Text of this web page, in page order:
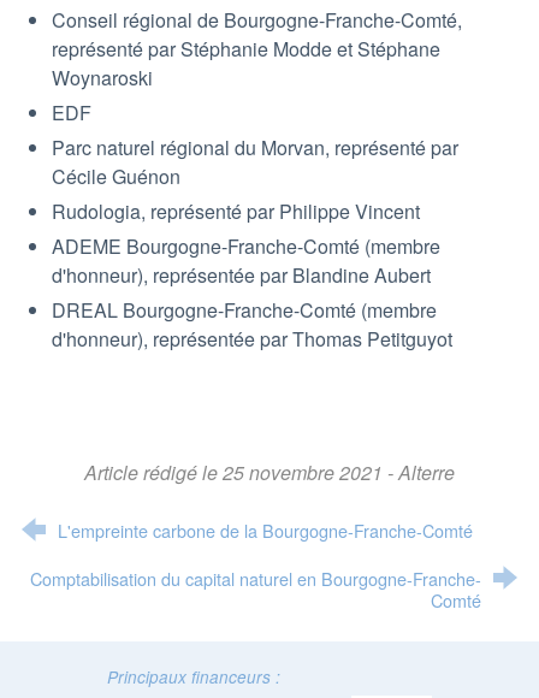
Conseil régional de Bourgogne-Franche-Comté,
représenté par Stéphanie Modde et Stéphane
Woynaroski
EDF
Parc naturel régional du Morvan, représenté par
Cécile Guénon
Rudologia, représenté par Philippe Vincent
ADEME Bourgogne-Franche-Comté (membre
d'honneur), représentée par Blandine Aubert
DREAL Bourgogne-Franche-Comté (membre
d'honneur), représentée par Thomas Petitguyot
Article rédigé le 25 novembre 2021 - Alterre
L'empreinte carbone de la Bourgogne-Franche-Comté
Comptabilisation du capital naturel en Bourgogne-Franche-
Comté
Principaux financeurs :